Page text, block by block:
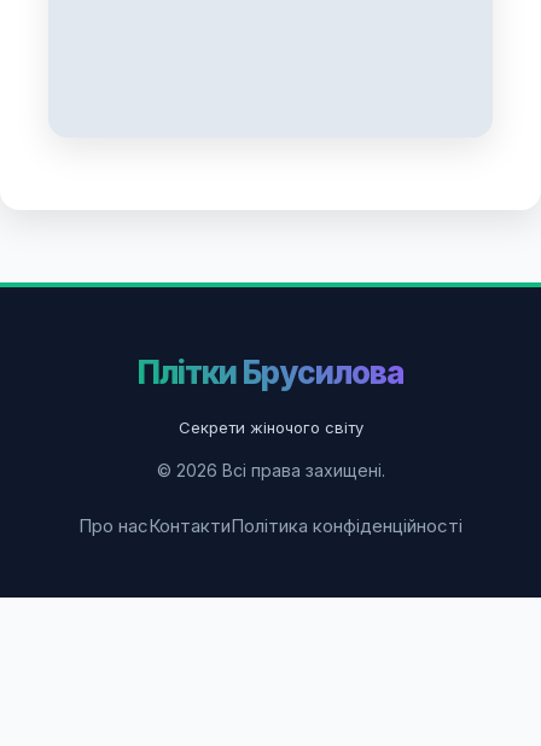
Плітки Брусилова
Секрети жіночого світу
© 2026 Всі права захищені.
Про насКонтактиПолітика конфіденційності